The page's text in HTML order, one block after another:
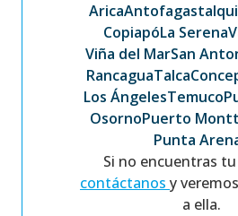
AricaAntofagasta
CopiapóLa Serena
Viña del MarSan
RancaguaTalca
Los ÁngelesTemuco
OsornoPuerto Montt
Punta
Si no encuentras
contáctanos y
a ella.